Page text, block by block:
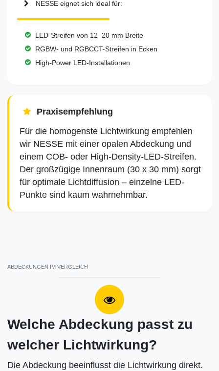
NESSE eignet sich ideal für:
LED-Streifen von 12–20 mm Breite
RGBW- und RGBCCT-Streifen in Ecken
High-Power LED-Installationen
Praxisempfehlung
Für die homogenste Lichtwirkung empfehlen
wir NESSE mit einer opalen Abdeckung und
einem COB- oder High-Density-LED-Streifen.
Der großzügige Innenraum (30 x 30 mm) sorgt
für optimale Lichtdiffusion – einzelne LED-
Punkte sind kaum wahrnehmbar.
ABDECKUNGEN IM VERGLEICH
Welche Abdeckung passt zu
welcher Lichtwirkung?
Die Abdeckung beeinflusst die Lichtwirkung direkt.